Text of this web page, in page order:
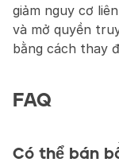
giảm nguy cơ
và mở quyền
bằng cách thay
FAQ
Có thể bán